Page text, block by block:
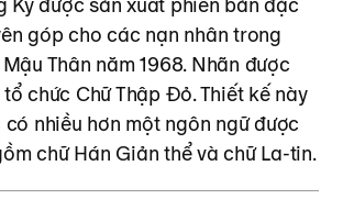
góp cho các nạn nhân trong
Thân năm 1968. Nhãn được
chức Chữ Thập Đỏ. Thiết kế này
nhiều hơn một ngôn ngữ được
chữ Hán Giản thể và chữ La-tin.